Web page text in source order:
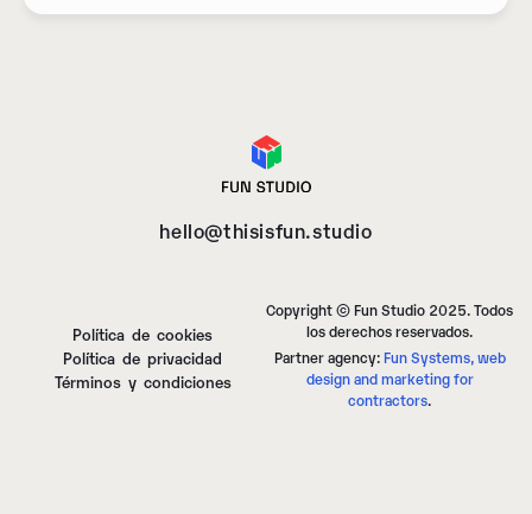
hello@thisisfun.studio
Política de cookies
Política de privacidad
Términos y condiciones
Copyright © Fun Studio 2025. Todos
los derechos reservados.
Partner agency:Fun Systems, web
design and marketing for
contractors.